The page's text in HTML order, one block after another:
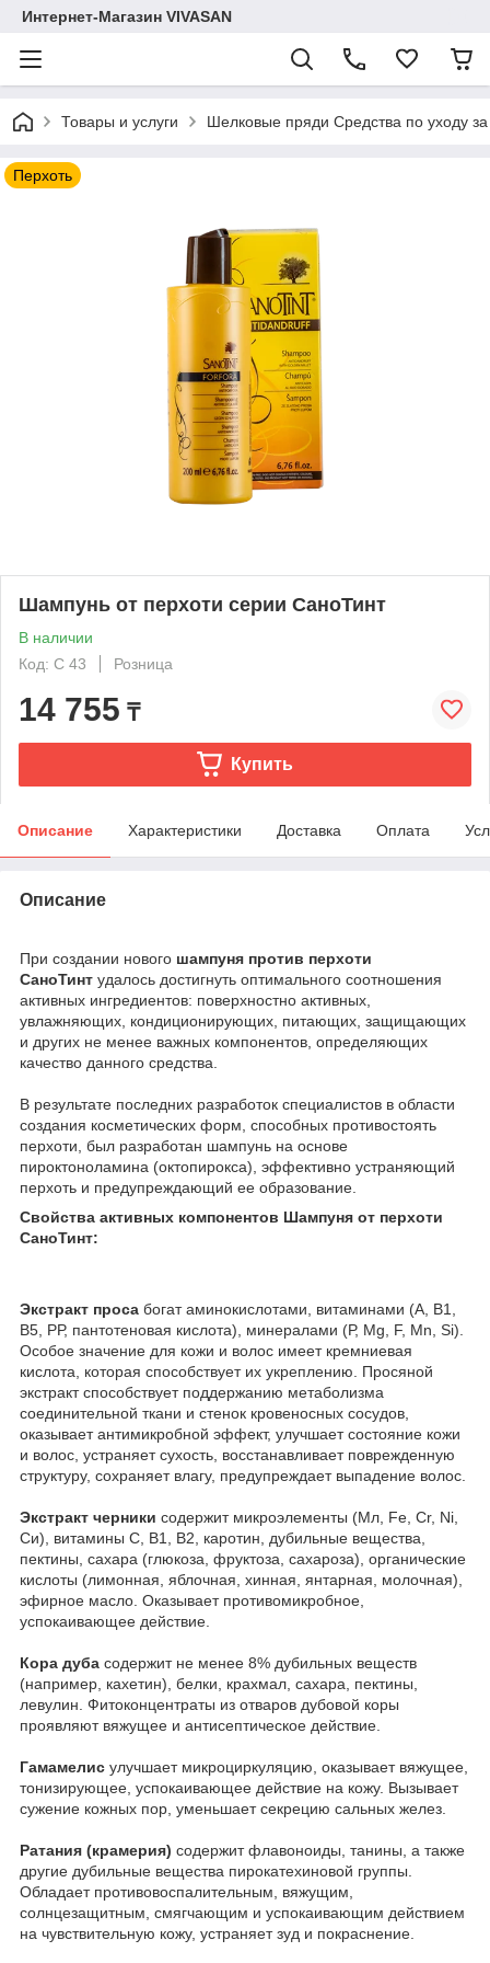
Интернет-Магазин VIVASAN
Товары и услуги Шелковые пряди Средства по уходу
Перхоть
Шампунь от перхоти серии СаноТинт
В наличии
Код: C 43
Розница
14 755 ₸
Купить
Описание Характеристики Доставка Оплата
Описание
При создании нового шампуня против перхоти
СаноТинт удалось достигнуть оптимального соотношения
активных ингредиентов: поверхностно активных,
увлажняющих, кондиционирующих, питающих, защищающих
и других не менее важных компонентов, определяющих
качество данного средства.
В результате последних разработок специалистов в области
создания косметических форм, способных противостоять
перхоти, был разработан шампунь на основе
пироктоноламина (октопирокса), эффективно устраняющий
перхоть и предупреждающий ее образование.
Свойства активных компонентов Шампуня от перхоти
СаноТинт:
Экстракт проса богат аминокислотами, витаминами (А, В1,
В5, РР, пантотеновая кислота), минералами (Р, Mg, F, Mn, Si).
Особое значение для кожи и волос имеет кремниевая
кислота, которая способствует их укреплению. Просяной
экстракт способствует поддержанию метаболизма
соединительной ткани и стенок кровеносных сосудов,
оказывает антимикробной эффект, улучшает состояние кожи
и волос, устраняет сухость, восстанавливает поврежденную
структуру, сохраняет влагу, предупреждает выпадение волос.
Экстракт черники содержит микроэлементы (Мл, Fe, Cr, Ni,
Си), витамины С, В1, В2, каротин, дубильные вещества,
пектины, сахара (глюкоза, фруктоза, сахароза), органические
кислоты (лимонная, яблочная, хинная, янтарная, молочная),
эфирное масло. Оказывает противомикробное,
успокаивающее действие.
Кора дуба содержит не менее 8% дубильных веществ
(например, кахетин), белки, крахмал, сахара, пектины,
левулин. Фитоконцентраты из отваров дубовой коры
проявляют вяжущее и антисептическое действие.
Гамамелис улучшает микроциркуляцию, оказывает вяжущее,
тонизирующее, успокаивающее действие на кожу. Вызывает
сужение кожных пор, уменьшает секрецию сальных желез.
Ратания (крамерия) содержит флавоноиды, танины, а также
другие дубильные вещества пирокатехиновой группы.
Обладает противовоспалительным, вяжущим,
солнцезащитным, смягчающим и успокаивающим действием
на чувствительную кожу, устраняет зуд и покраснение.